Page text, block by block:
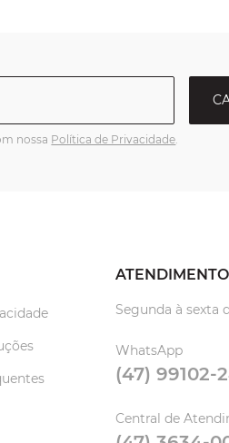
nossa Política de Privacidade.
ATENDIMENTO
Segunda à sexta
WhatsApp
(47) 99102-
Central de